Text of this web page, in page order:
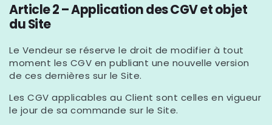
Article 2 – Application des CGV et objet
du Site
Le Vendeur se réserve le droit de modifier à tout
moment les CGV en publiant une nouvelle version
de ces dernières sur le Site.
Les CGV applicables au Client sont celles en vigueur
le jour de sa commande sur le Site.